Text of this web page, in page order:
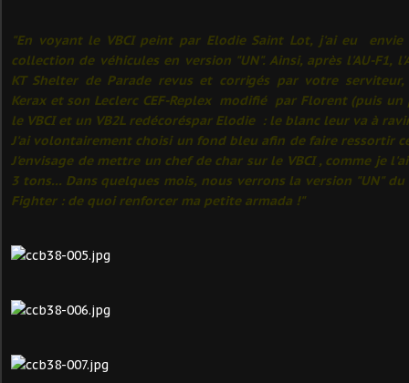
"En voyant le VBCI peint par Elodie Saint Lot, j'ai eu
collection de véhicules en version "UN". Ainsi, après l'AU-F1,
KT Shelter de Parade revus et corrigés par votre
Kerax et son Leclerc CEF-Replex modifié par Florent (puis
le VBCI et un VB2L redécoréspar Elodie : le blanc leur va à
J'ai volontairement choisi un fond bleu afin de faire ressortir
J'envisage de mettre un chef de char sur le VBCI , comme je
3 tons... Dans quelques mois, nous verrons la version "UN" du
Fighter : de quoi renforcer ma petite armada !"